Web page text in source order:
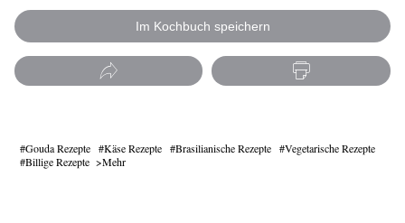
Im Kochbuch speichern
Gouda Rezepte Käse Rezepte Brasilianische Rezepte
Vegetarische Rezepte
Billige Rezepte
Mehr